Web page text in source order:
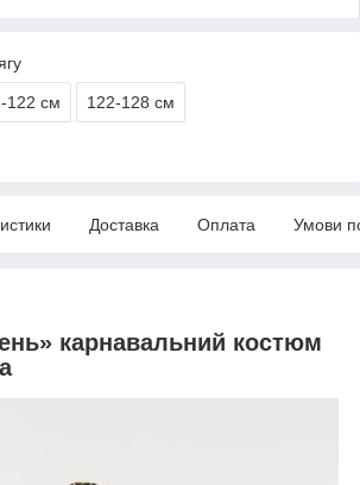
122 см 122-128 см
Доставка Оплата Умови
карнавальний костюм